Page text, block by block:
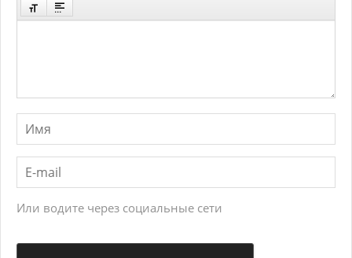
Или водите через социальные сети